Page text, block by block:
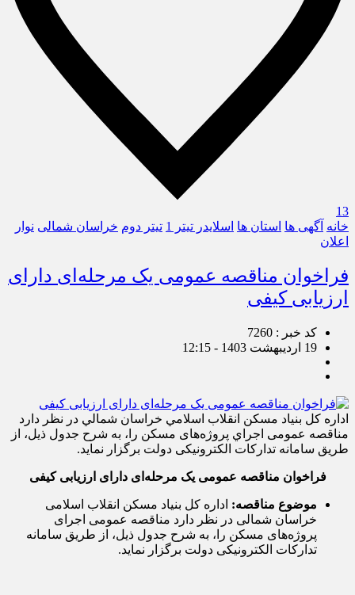
13
خانه آگهی ها استان ها اسلایدر تیتر 1 تیتر دوم خراسان شمالی نوار
اعلان
فراخوان مناقصه عمومی یک مرحله‌ای دارای
ارزیابی کیفی
کد خبر : 7260
19 اردیبهشت 1403 - 12:15
اداره كل بنياد مسكن انقلاب اسلامي خراسان شمالي در نظر دارد
مناقصه عمومی اجراي پروژه‌های مسکن را، به شرح جدول ذيل، از
طریق سامانه تدارکات الکترونیکی دولت برگزار نماید.
فراخوان مناقصه عمومی یک مرحله‌ای دارای ارزیابی کیفی
موضوع مناقصه: اداره کل بنیاد مسکن انقلاب اسلامی
خراسان شمالی در نظر دارد مناقصه عمومی اجرای
پروژه‌های مسکن را، به شرح جدول ذیل، از طریق سامانه
تدارکات الکترونیکی دولت برگزار نماید.